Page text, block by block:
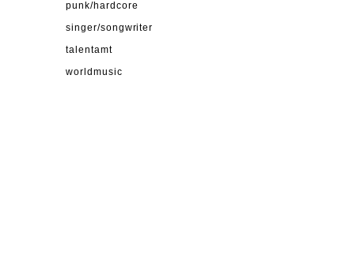
punk/hardcore
singer/songwriter
talentamt
worldmusic